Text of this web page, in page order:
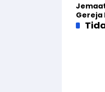
Gereja